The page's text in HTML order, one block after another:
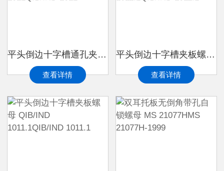
平头倒边十字槽通孔夹板螺母 QIB/IND 1012QIB/IND 1012
查看详情
平头倒边十字槽夹板螺母 QIB/IND 1011.2QIB/IND 1011.2
查看详情